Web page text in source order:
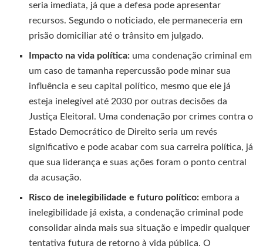
seria imediata, já que a defesa pode apresentar
recursos. Segundo o noticiado, ele permaneceria em
prisão domiciliar até o trânsito em julgado.
Impacto na vida política: uma condenação criminal em
um caso de tamanha repercussão pode minar sua
influência e seu capital político, mesmo que ele já
esteja inelegível até 2030 por outras decisões da
Justiça Eleitoral. Uma condenação por crimes contra o
Estado Democrático de Direito seria um revés
significativo e pode acabar com sua carreira política, já
que sua liderança e suas ações foram o ponto central
da acusação.
Risco de inelegibilidade e futuro político: embora a
inelegibilidade já exista, a condenação criminal pode
consolidar ainda mais sua situação e impedir qualquer
tentativa futura de retorno à vida pública. O